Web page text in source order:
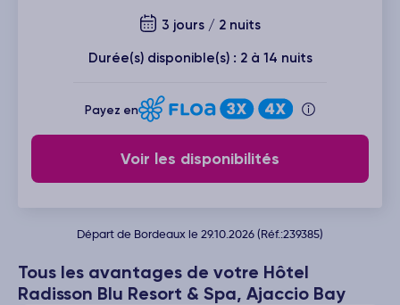
Tous les avantages de votre Hôtel
Radisson Blu Resort & Spa, Ajaccio Bay
3 jours / 2 nuits
Durée(s) disponible(s) : 2 à 14 nuits
Payez en
Voir les disponibilités
Départ de Bordeaux le 29.10.2026 (Réf.:239385)